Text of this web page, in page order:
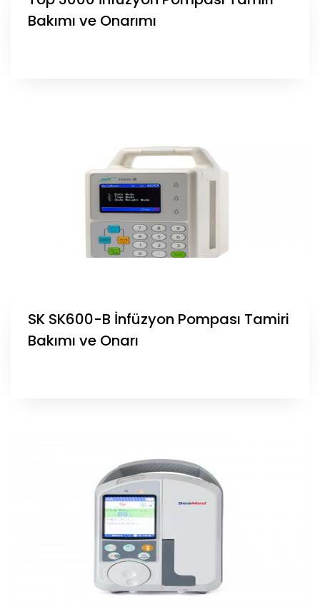
Bakımı ve Onarımı
SK SK600-B İnfüzyon Pompası Tamiri
Bakımı ve Onarı